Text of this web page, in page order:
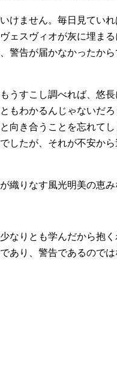
けません。毎日見てい
ェスヴィオが灰に埋ま
警告が届かなかったか
うすこし調べれば、悠
もわかるんじゃないだ
向き合うことを忘れて
したが、それが不安か
織りなす風光明美の恵み
なりとも学んだから抱
あり、警告であるのでは